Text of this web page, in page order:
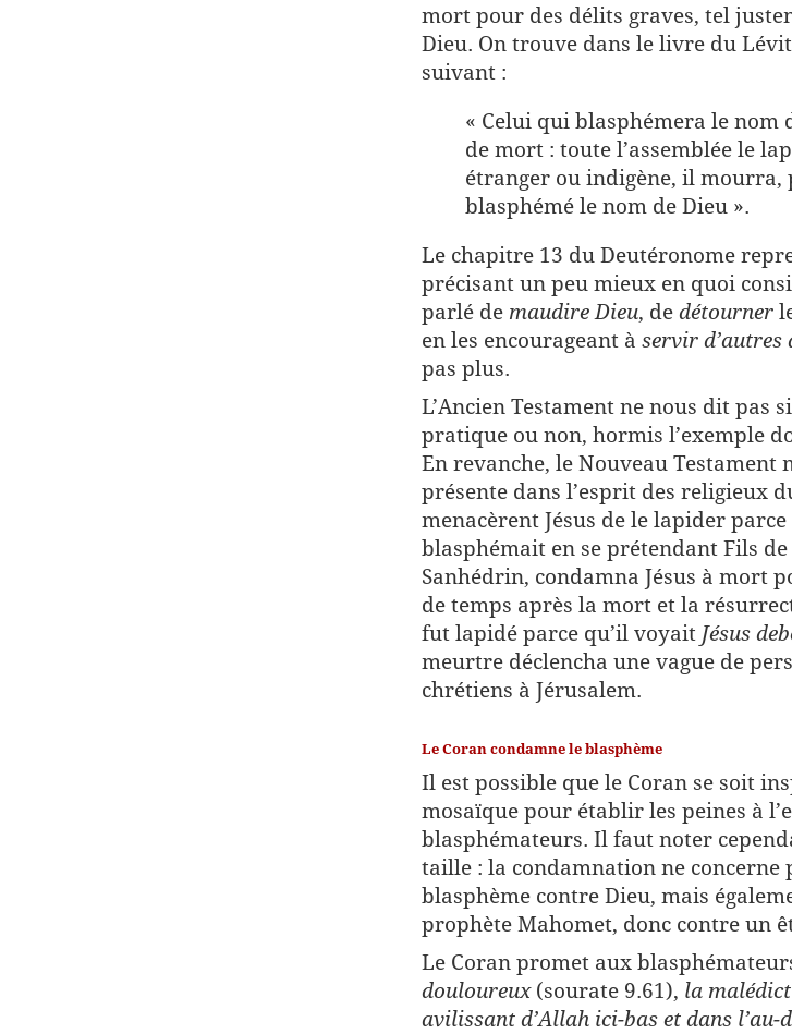
mort pour des délits graves, tel
Dieu. On trouve dans le livre du
suivant :
« Celui qui blasphémera le nom
de mort : toute l’assemblée le
étranger ou indigène, il mourra,
blasphémé le nom de Dieu ».
Le chapitre 13 du Deutéronome
précisant un peu mieux en quoi
parlé de maudire Dieu, de détourner
en les encourageant à servir d’autres
pas plus.
L’Ancien Testament ne nous dit pas
pratique ou non, hormis l’exemple
En revanche, le Nouveau Testament
présente dans l’esprit des religieux
menacèrent Jésus de le lapider parce
blasphémait en se prétendant Fils
Sanhédrin, condamna Jésus à mort
de temps après la mort et la
fut lapidé parce qu’il voyait Jésus
meurtre déclencha une vague de
chrétiens à Jérusalem.
Le Coran condamne le blasphème
Il est possible que le Coran se soit
mosaïque pour établir les peines à
blasphémateurs. Il faut noter
taille : la condamnation ne concerne
blasphème contre Dieu, mais
prophète Mahomet, donc contre un
Le Coran promet aux
douloureux(sourate 9.61), la
avilissant d’Allah ici-bas et dans l’au-